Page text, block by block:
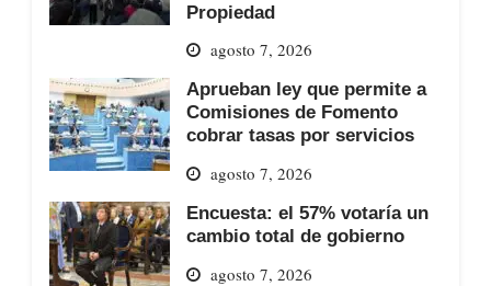
Propiedad
agosto 7, 2026
Aprueban ley que permite a
Comisiones de Fomento
cobrar tasas por servicios
agosto 7, 2026
Encuesta: el 57% votaría un
cambio total de gobierno
agosto 7, 2026